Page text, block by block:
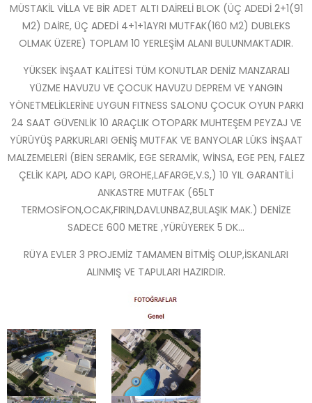
MÜSTAKİL VİLLA VE BİR ADET ALTI DAİRELİ BLOK (ÜÇ ADEDİ 2+1(91
M2) DAİRE, ÜÇ ADEDİ 4+1+1AYRI MUTFAK(160 M2) DUBLEKS
OLMAK ÜZERE) TOPLAM 10 YERLEŞİM ALANI BULUNMAKTADIR.
YÜKSEK İNŞAAT KALİTESİ TÜM KONUTLAR DENİZ MANZARALI
YÜZME HAVUZU VE ÇOCUK HAVUZU DEPREM VE YANGIN
YÖNETMELİKLERİNE UYGUN FITNESS SALONU ÇOCUK OYUN PARKI
24 SAAT GÜVENLİK 10 ARAÇLIK OTOPARK MUHTEŞEM PEYZAJ VE
YÜRÜYÜŞ PARKURLARI GENİŞ MUTFAK VE BANYOLAR LÜKS İNŞAAT
MALZEMELERİ (BİEN SERAMİK, EGE SERAMİK, WİNSA, EGE PEN, FALEZ
ÇELİK KAPI, ADO KAPI, GROHE,LAFARGE,V.S,) 10 YIL GARANTİLİ
ANKASTRE MUTFAK (65LT
TERMOSİFON,OCAK,FIRIN,DAVLUNBAZ,BULAŞIK MAK.) DENİZE
SADECE 600 METRE ,YÜRÜYEREK 5 DK…
RÜYA EVLER 3 PROJEMİZ TAMAMEN BİTMİŞ OLUP,İSKANLARI
ALINMIŞ VE TAPULARI HAZIRDIR.